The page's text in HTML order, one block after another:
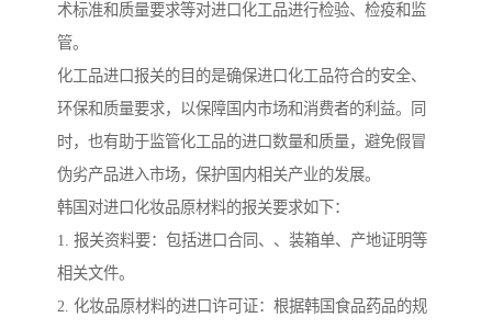
术标准和质量要求等对进口化工品进行检验、检疫和监
管。
化工品进口报关的目的是确保进口化工品符合的安全、
环保和质量要求，以保障国内市场和消费者的利益。同
时，也有助于监管化工品的进口数量和质量，避免假冒
伪劣产品进入市场，保护国内相关产业的发展。
韩国对进口化妆品原材料的报关要求如下：
1. 报关资料要：包括进口合同、、装箱单、产地证明等
相关文件。
2. 化妆品原材料的进口许可证：根据韩国食品药品的规